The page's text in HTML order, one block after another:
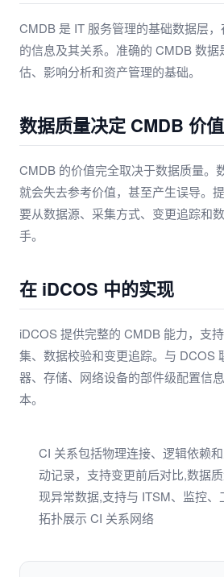
CMDB 是 IT 服务管理的基础数据层，
的信息及其关系。准确的 CMDB 数
估、影响分析和资产管理的基础。
数据质量决定 CMDB 价值
CMDB 的价值完全取决于数据质量。
就会失去参考价值，甚至产生误导。
要从数据源、采集方式、变更追踪和
手。
在 iDCOS 中的实现
iDCOS 提供完整的 CMDB 能力，支
集、数据校验和变更追踪。与 DCOS
器、存储、网络设备的部件级配置信
本。
CI 关系包括物理连接、逻辑依赖
动记录，支持变更前后对比,数据
现异常数据,支持与 ITSM、监控
拓扑展示 CI 关系网络